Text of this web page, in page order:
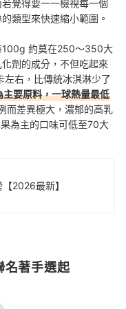
覺得要一一檢視每一個
類型來快速縮小範圍。
100g 約莫在250～350大
劑的成分，不但吃起來
右，比傳統冰淇淋少了
要原料，一球熱量最低
而差異極大，濃郁的高乳
為主的口味可低至70大
2026最新】
名著手選起